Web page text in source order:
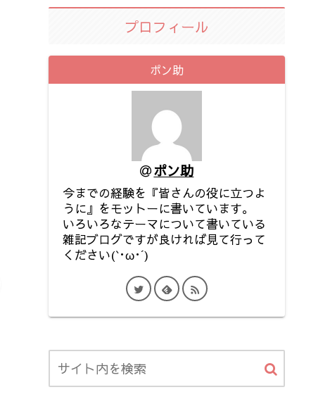
プロフィール
ポン助
ポン助
今までの経験を『皆さんの役に立つよ
うに』をモットーに書いています。
いろいろなテーマについて書いている
雑記ブログですが良ければ見て行って
ください(`･ω･´)